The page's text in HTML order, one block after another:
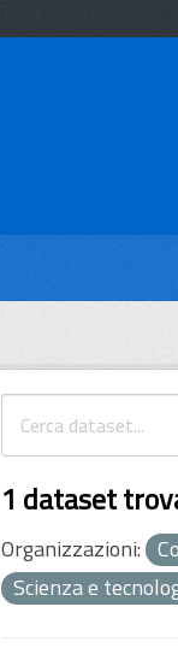
1 dataset
Organizzazioni:
Scienza e